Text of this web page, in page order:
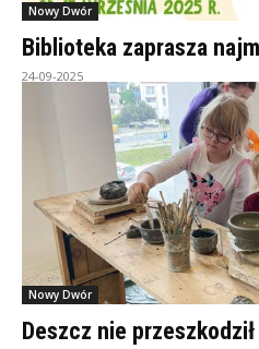
Nowy Dwór
Biblioteka zaprasza
24-09-2025
Nowy Dwór
Deszcz nie